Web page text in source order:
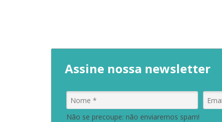
Assine nossa newsletter
Não se precoupe: não enviaremos spam!